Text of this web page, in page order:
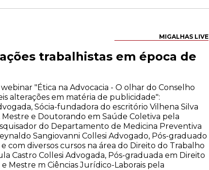
MIGALHAS LIVE
trabalhistas em época de
"Ética na Advocacia - O olhar do Conselho
alterações em matéria de publicidade":
Sócia-fundadora do escritório Vilhena Silva
e Doutorando em Saúde Coletiva pela
do Departamento de Medicina Preventiva
Sangiovanni Collesi Advogado, Pós-graduado
com diversos cursos na área do Direito do Trabalho
Castro Collesi Advogada, Pós-graduada em Direito
Mestre m Ciências Jurídico-Laborais pela